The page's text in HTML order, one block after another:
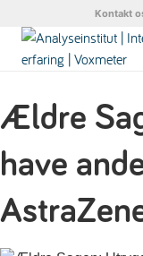
Kontakt
Ældre
have